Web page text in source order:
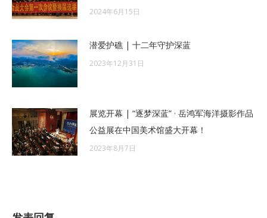
2024年6月15日
潜爱护礁 | 十二年守护深蓝
2023年12月31日
展览开幕 | “逐梦深蓝” · 岳鸿军海洋摄影作品
公益展在中国美术馆盛大开幕！
2023年8月7日